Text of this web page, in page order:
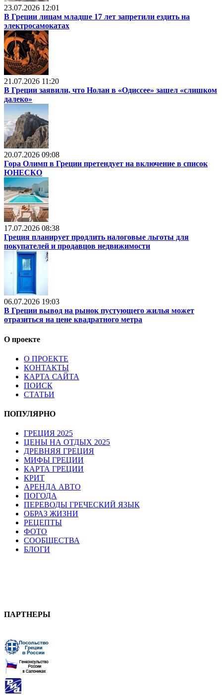
23.07.2026 12:01
В Греции лицам младше 17 лет запретили ездить на
электросамокатах
21.07.2026 11:20
В Греции заявили, что Нолан в «Одиссее» зашел «слишком
далеко»
20.07.2026 09:08
Гора Олимп в Греции претендует на включение в список
ЮНЕСКО
17.07.2026 08:38
Греция планирует продлить налоговые льготы для
покупателей и продавцов недвижимости
06.07.2026 19:03
В Греции вывод на рынок пустующего жилья может
отразиться на цене квадратного метра
О проекте
О ПРОЕКТЕ
КОНТАКТЫ
КАРТА САЙТА
ПОИСК
СТАТЬИ
ПОПУЛЯРНО
ГРЕЦИЯ 2025
ЦЕНЫ НА ОТДЫХ 2025
ДРЕВНЯЯ ГРЕЦИЯ
МИФЫ ГРЕЦИИ
КАРТА ГРЕЦИИ
КРИТ
АРЕНДА АВТО
ПОГОДА
ПЕРЕВОДЫ ГРЕЧЕСКИЙ ЯЗЫК
ОБРАЗ ЖИЗНИ
РЕЦЕПТЫ
ФОТО
СООБЩЕСТВА
БЛОГИ
ПАРТНЕРЫ